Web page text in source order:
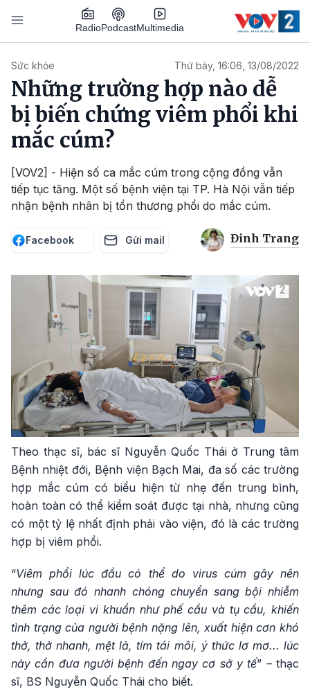
Nhảy đến nội dung
RadioPodcastMultimedia
Sức khỏe Thứ bảy, 16:06, 13/08/2022
Những trường hợp nào dễ
bị biến chứng viêm phổi khi
mắc cúm?
[VOV2] - Hiện số ca mắc cúm trong cộng đồng vẫn
tiếp tục tăng. Một số bệnh viện tại TP. Hà Nội vẫn tiếp
nhận bệnh nhân bị tổn thương phổi do mắc cúm.
Facebook Gửi mail Đinh Trang
Theo thạc sĩ, bác sĩ Nguyễn Quốc Thái ở Trung tâm
Bệnh nhiệt đới, Bệnh viện Bạch Mai, đa số các trường
hợp mắc cúm có biểu hiện từ nhẹ đến trung bình,
hoàn toàn có thể kiểm soát được tại nhà, nhưng cũng
có một tỷ lệ nhất định phải vào viện, đó là các trường
hợp bị viêm phổi.
“Viêm phổi lúc đầu có thể do virus cúm gây nên
nhưng sau đó nhanh chóng chuyển sang bội nhiễm
thêm các loại vi khuẩn như phế cầu và tụ cầu, khiến
tình trạng của người bệnh nặng lên, xuất hiện cơn khó
thở, thở nhanh, mệt lả, tím tái môi, ý thức lơ mơ... lúc
này cần đưa người bệnh đến ngay cơ sở y tế” – thạc
sĩ, BS Nguyễn Quốc Thái cho biết.